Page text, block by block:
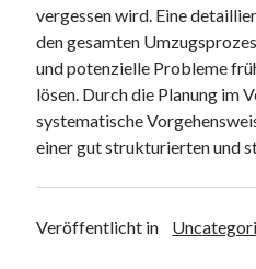
vergessen wird. Eine
den gesamten
und potenzielle Probleme
lösen. Durch die Planung im
systematische
einer gut strukturierten und
Veröffentlicht in